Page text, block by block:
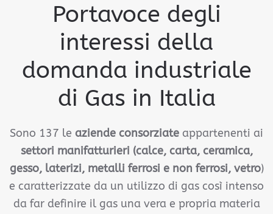
Portavoce degli
interessi della
domanda industriale
di Gas in Italia
Sono 137 le aziende consorziate appartenenti ai
settori manifatturieri (calce, carta, ceramica,
gesso, laterizi, metalli ferrosi e non ferrosi, vetro)
e caratterizzate da un utilizzo di gas così intenso
da far definire il gas una vera e propria materia